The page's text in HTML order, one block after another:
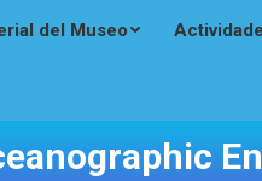
del Museo